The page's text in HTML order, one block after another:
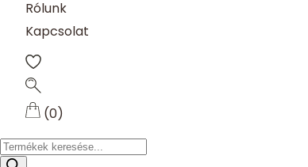
Rólunk
Kapcsolat
(0)
Products